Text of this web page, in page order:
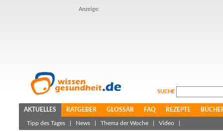
Anzeige:
SUCHE
AKTUELLES RATGEBER GLOSSAR FAQ REZEPTE
Tipp des Tages News Thema der Woche Video